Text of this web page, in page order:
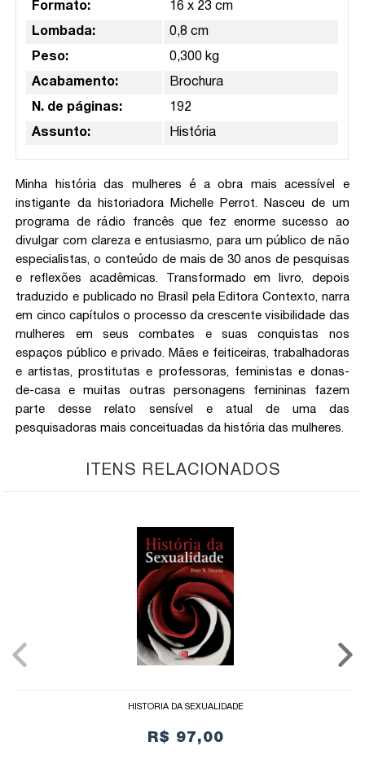
Formato: 16 x 23 cm
Lombada: 0,8 cm
Peso: 0,300 kg
Acabamento: Brochura
N. de páginas: 192
Assunto: História
Minha história das mulheres é a obra mais acessível e
instigante da historiadora Michelle Perrot. Nasceu de um
programa de rádio francês que fez enorme sucesso ao
divulgar com clareza e entusiasmo, para um público de não
especialistas, o conteúdo de mais de 30 anos de pesquisas
e reflexões acadêmicas. Transformado em livro, depois
traduzido e publicado no Brasil pela Editora Contexto, narra
em cinco capítulos o processo da crescente visibilidade das
mulheres em seus combates e suas conquistas nos
espaços público e privado. Mães e feiticeiras, trabalhadoras
e artistas, prostitutas e professoras, feministas e donas-
de-casa e muitas outras personagens femininas fazem
parte desse relato sensível e atual de uma das
pesquisadoras mais conceituadas da história das mulheres.
ITENS RELACIONADOS
HISTÓRIA DA SEXUALIDADE
R$ 97,00